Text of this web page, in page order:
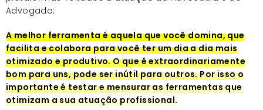
Advogado:
A melhor ferramenta é aquela que você domina, que
facilita e colabora para você ter um dia a dia mais
otimizado e produtivo. O que é extraordinariamente
bom para uns, pode ser inútil para outros. Por isso o
importante é testar e mensurar as ferramentas que
otimizam a sua atuação profissional.